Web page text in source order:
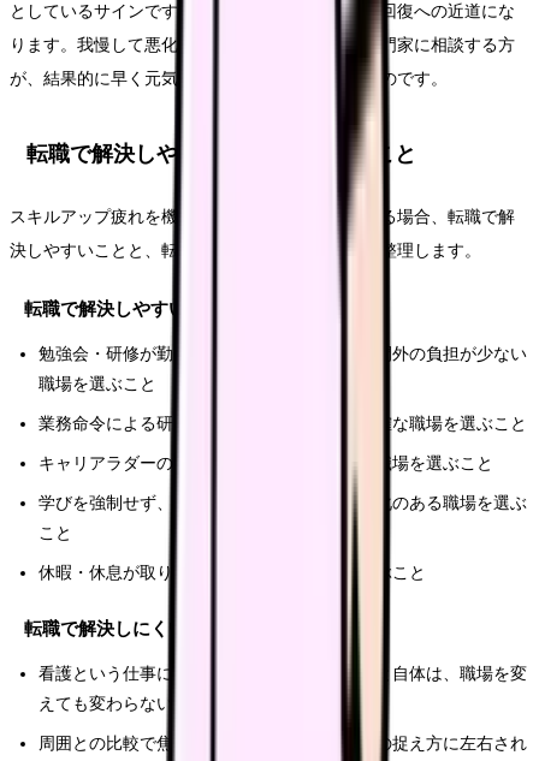
としているサインです。早めに相談することが、回復への近道にな
ります。我慢して悪化させるより、早い段階で専門家に相談する方
が、結果的に早く元気を取り戻せることが多いものです。
転職で解決しやすいこと・しにくいこと
スキルアップ疲れを機に環境を変えることを考える場合、転職で解
決しやすいことと、転職しても残る課題を分けて整理します。
転職で解決しやすいこと
勉強会・研修が勤務時間内に組まれ、勤務時間外の負担が少ない
職場を選ぶこと
業務命令による研修の労働時間性・手当が明確な職場を選ぶこと
キャリアラダーのペースが過度に厳しくない職場を選ぶこと
学びを強制せず、本人のペースを尊重する文化のある職場を選ぶ
こと
休暇・休息が取りやすい人員体制の職場を選ぶこと
転職で解決しにくいこと
看護という仕事に学びの要求がついて回ること自体は、職場を変
えても変わらないこと
周囲との比較で焦る気持ちは、環境より自分の捉え方に左右され